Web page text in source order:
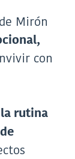
Mirón
con
rutina